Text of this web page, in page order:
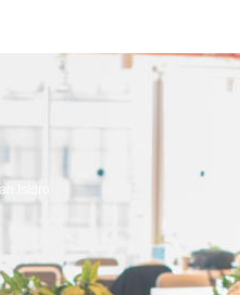
Isidro